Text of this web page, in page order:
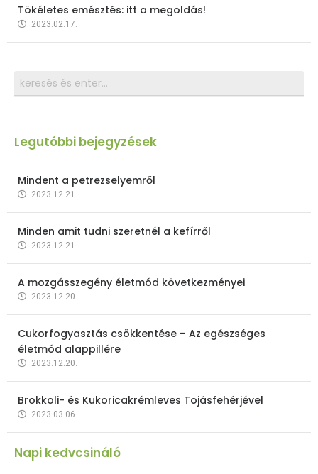
Tökéletes emésztés: itt a megoldás!
2023.02.17.
Legutóbbi bejegyzések
Mindent a petrezselyemről
2023.12.21.
Minden amit tudni szeretnél a kefírről
2023.12.21.
A mozgásszegény életmód következményei
2023.12.20.
Cukorfogyasztás csökkentése – Az egészséges
életmód alappillére
2023.12.20.
Brokkoli- és Kukoricakrémleves Tojásfehérjével
2023.03.06.
Napi kedvcsináló